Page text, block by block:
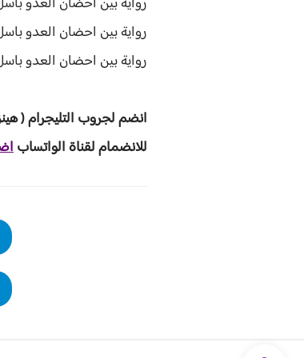
رواية بين احضان العدو
رواية بين احضان العدو
انضم لجروب التليجرام (
للانضمام لقناة الواتساب